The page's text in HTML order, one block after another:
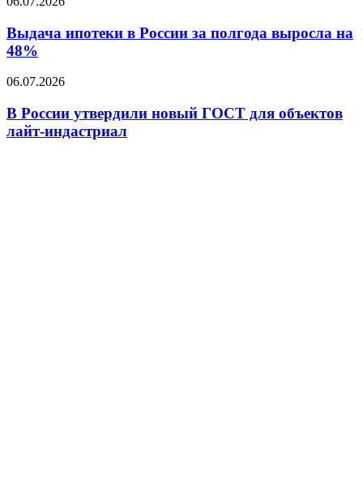
рублей
в
России
за
выросла
48%
Выдача ипотеки в России за полгода выросла на
48%
В
утвердили
новый
ГОСТ
06.07.2026
В России утвердили новый ГОСТ для объектов
лайт-индастриал